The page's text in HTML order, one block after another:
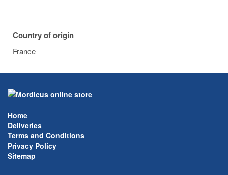
Country of origin
France
Home
Deliveries
Terms and Conditions
Privacy Policy
Sitemap